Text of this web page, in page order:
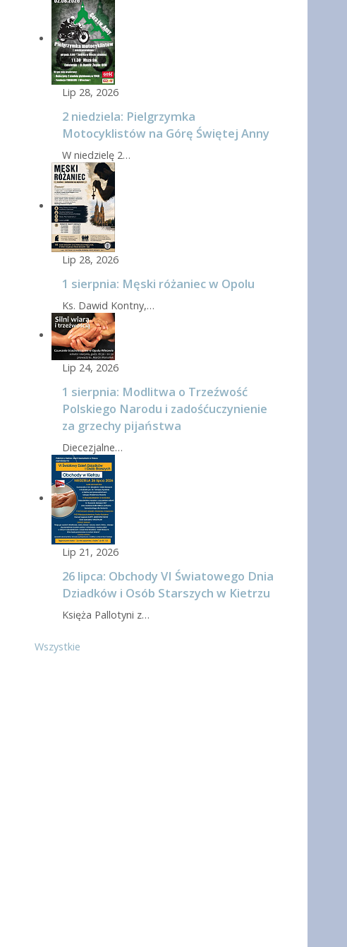
Lip 28, 2026
2 niedziela: Pielgrzymka
Motocyklistów na Górę Świętej Anny
W niedzielę 2…
Lip 28, 2026
1 sierpnia: Męski różaniec w Opolu
Ks. Dawid Kontny,…
Lip 24, 2026
1 sierpnia: Modlitwa o Trzeźwość
Polskiego Narodu i zadośćuczynienie
za grzechy pijaństwa
Diecezjalne…
Lip 21, 2026
26 lipca: Obchody VI Światowego Dnia
Dziadków i Osób Starszych w Kietrzu
Księża Pallotyni z…
Wszystkie